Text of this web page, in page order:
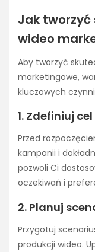
Jak tworzyć
wideo
Aby tworzyć
marketingowe,
kluczowych
1. Zdefiniuj
Przed
kampanii i
pozwoli Ci
oczekiwań i
2. Planuj
Przygotuj
produkcji wideo.